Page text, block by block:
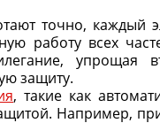
точно, каждый
работу всех
упрощая
защиту.
, такие как
Например,